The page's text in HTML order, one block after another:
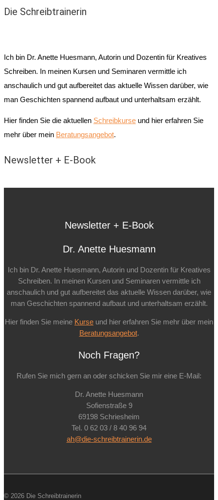
Die Schreibtrainerin
Ich bin Dr. Anette Huesmann, Autorin und Dozentin für Kreatives
Schreiben. In meinen Kursen und Seminaren vermittle ich
anschaulich und gut aufbereitet das aktuelle Wissen darüber, wie
man Geschichten spannend aufbaut und unterhaltsam erzählt.
Hier finden Sie die aktuellen Schreibkurse und hier erfahren Sie
mehr über mein Beratungsangebot.
Newsletter + E-Book
Newsletter + E-Book
Dr. Anette Huesmann
Ich bin Dr. Anette Huesmann, Autorin und Dozentin für Kreatives
Schreiben. In meinen Kursen und Seminaren vermittle ich
anschaulich und gut aufbereitet das aktuelle Wissen darüber, wie
man Geschichten spannend aufbaut und unterhaltsam erzählt.
Hier finden Sie meine Kurse und hier erfahren Sie mehr über mein
Beratungsangebot.
Noch Fragen?
Rufen Sie mich gern an oder schicken Sie mir eine E-Mail:
Dr. Anette Huesmann
Sofienstraße 9
69198 Schriesheim
Tel. 0 62 03 / 8 40 96 94
ah@die-schreibtrainerin.de
© 2026 Die Schreibtrainerin